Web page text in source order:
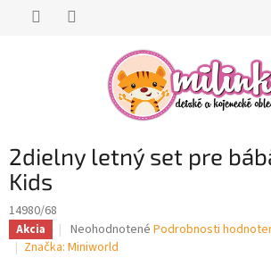
2dielny letný set pre
Kids
14980/68
Akcia
Priemerné
hodnotenie
Neohodnotené Podrobnosti
Značka: Miniworld